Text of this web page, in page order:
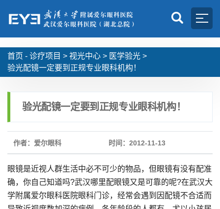
首页 - 诊疗项目 > 视光中心 > 医学验光 >
验光配镜一定要到正规专业眼科机构！
验光配镜一定要到正规专业眼科机构！
作者：爱尔眼科 时间：2012-11-13
眼镜是近视人群生活中必不可少的物品，但眼镜有没有配准
确，你自己知道吗?武汉哪里配眼镜又是可靠的呢?在武汉大
学附属爱尔眼科医院眼科门诊，经常会遇到因配镜不合适而